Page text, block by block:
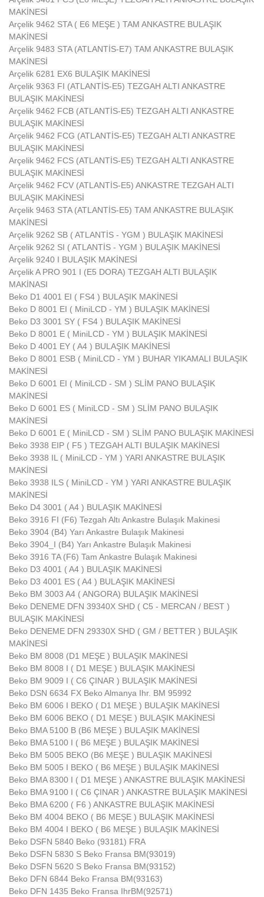
MAKİNESİ
Arçelik 9462 STA ( E6 MEŞE ) TAM ANKASTRE BULAŞIK
MAKİNESİ
Arçelik 9483 STA (ATLANTİS-E7) TAM ANKASTRE BULAŞIK
MAKİNESİ
Arçelik 6281 EX6 BULAŞIK MAKİNESİ
Arçelik 9363 FI (ATLANTİS-E5) TEZGAH ALTI ANKASTRE
BULAŞIK MAKİNESİ
Arçelik 9462 FCB (ATLANTİS-E5) TEZGAH ALTI ANKASTRE
BULAŞIK MAKİNESİ
Arçelik 9462 FCG (ATLANTİS-E5) TEZGAH ALTI ANKASTRE
BULAŞIK MAKİNESİ
Arçelik 9462 FCS (ATLANTİS-E5) TEZGAH ALTI ANKASTRE
BULAŞIK MAKİNESİ
Arçelik 9462 FCV (ATLANTİS-E5) ANKASTRE TEZGAH ALTI
BULAŞIK MAKİNESİ
Arçelik 9463 STA (ATLANTİS-E5) TAM ANKASTRE BULAŞIK
MAKİNESİ
Arçelik 9262 SB ( ATLANTİS - YGM ) BULAŞIK MAKİNESİ
Arçelik 9262 SI ( ATLANTİS - YGM ) BULAŞIK MAKİNESİ
Arçelik 9240 I BULAŞIK MAKİNESİ
Arçelik A PRO 901 I (E5 DORA) TEZGAH ALTI BULAŞIK
MAKİNASI
Beko D1 4001 EI ( FS4 ) BULAŞIK MAKİNESİ
Beko D 8001 EI ( MiniLCD - YM ) BULAŞIK MAKİNESİ
Beko D3 3001 SY ( FS4 ) BULAŞIK MAKİNESİ
Beko D 8001 E ( MiniLCD - YM ) BULAŞIK MAKİNESİ
Beko D 4001 EY ( A4 ) BULAŞIK MAKİNESİ
Beko D 8001 ESB ( MiniLCD - YM ) BUHAR YIKAMALI BULAŞIK
MAKİNESİ
Beko D 6001 EI ( MiniLCD - SM ) SLİM PANO BULAŞIK
MAKİNESİ
Beko D 6001 ES ( MiniLCD - SM ) SLİM PANO BULAŞIK
MAKİNESİ
Beko D 6001 E ( MiniLCD - SM ) SLİM PANO BULAŞIK MAKİNESİ
Beko 3938 EIP ( F5 ) TEZGAH ALTI BULAŞIK MAKİNESİ
Beko 3938 IL ( MiniLCD - YM ) YARI ANKASTRE BULAŞIK
MAKİNESİ
Beko 3938 ILS ( MiniLCD - YM ) YARI ANKASTRE BULAŞIK
MAKİNESİ
Beko D4 3001 ( A4 ) BULAŞIK MAKİNESİ
Beko 3916 FI (F6) Tezgah Altı Ankastre Bulaşık Makinesi
Beko 3904 (B4) Yarı Ankastre Bulaşık Makinesi
Beko 3904_I (B4) Yarı Ankastre Bulaşık Makinesi
Beko 3916 TA (F6) Tam Ankastre Bulaşık Makinesi
Beko D3 4001 ( A4 ) BULAŞIK MAKİNESİ
Beko D3 4001 ES ( A4 ) BULAŞIK MAKİNESİ
Beko BM 3003 A4 ( ANGORA) BULAŞIK MAKİNESİ
Beko DENEME DFN 39340X SHD ( C5 - MERCAN / BEST )
BULAŞIK MAKİNESİ
Beko DENEME DFN 29330X SHD ( GM / BETTER ) BULAŞIK
MAKİNESİ
Beko BM 8008 (D1 MEŞE ) BULAŞIK MAKİNESİ
Beko BM 8008 I ( D1 MEŞE ) BULAŞIK MAKİNESİ
Beko BM 9009 I ( C6 ÇINAR ) BULAŞIK MAKİNESİ
Beko DSN 6634 FX Beko Almanya Ihr. BM 95992
Beko BM 6006 I BEKO ( D1 MEŞE ) BULAŞIK MAKİNESİ
Beko BM 6006 BEKO ( D1 MEŞE ) BULAŞIK MAKİNESİ
Beko BMA 5100 B (B6 MEŞE ) BULAŞIK MAKİNESİ
Beko BMA 5100 I ( B6 MEŞE ) BULAŞIK MAKİNESİ
Beko BM 5005 BEKO (B6 MEŞE ) BULAŞIK MAKİNESİ
Beko BM 5005 I BEKO ( B6 MEŞE ) BULAŞIK MAKİNESİ
Beko BMA 8300 I ( D1 MEŞE ) ANKASTRE BULAŞIK MAKİNESİ
Beko BMA 9100 I ( C6 ÇINAR ) ANKASTRE BULAŞIK MAKİNESİ
Beko BMA 6200 ( F6 ) ANKASTRE BULAŞIK MAKİNESİ
Beko BM 4004 BEKO ( B6 MEŞE ) BULAŞIK MAKİNESİ
Beko BM 4004 I BEKO ( B6 MEŞE ) BULAŞIK MAKİNESİ
Beko DSFN 5840 Beko (93181) FRA
Beko DSFN 5830 S Beko Fransa BM(93019)
Beko DSFN 5620 S Beko Fransa BM(93152)
Beko DFN 6844 Beko Fransa BM(93163)
Beko DFN 1435 Beko Fransa IhrBM(92571)